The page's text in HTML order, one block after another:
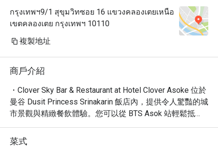
กรุงเทพฯ9/1 สุขุมวิทซอย 16 แขวงคลองเตยเหนือ
เขตคลองเตย กรุงเทพฯ 10110
複製地址
商戶介紹
・Clover Sky Bar & Restaurant at Hotel Clover Asoke 位於
曼谷 Dusit Princess Srinakarin 飯店內，提供令人驚豔的城
市景觀與精緻餐飲體驗。您可以從 BTS Asok 站輕鬆抵
達，享受無與倫比的用餐時光。
・餐廳以其無敵的城市天際線景觀聞名，是享受浪漫晚餐
或歡樂時光的理想場所，讓您的味蕾享受一場盛宴。
菜式